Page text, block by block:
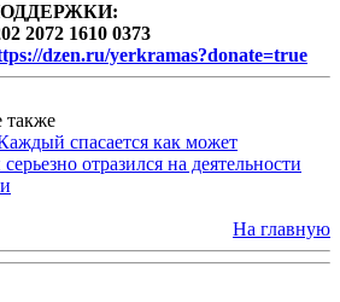
2072 1610 0373
dzen.ru/yerkramas?donate=true
также
спасается как может
отразился на деятельности
На главную